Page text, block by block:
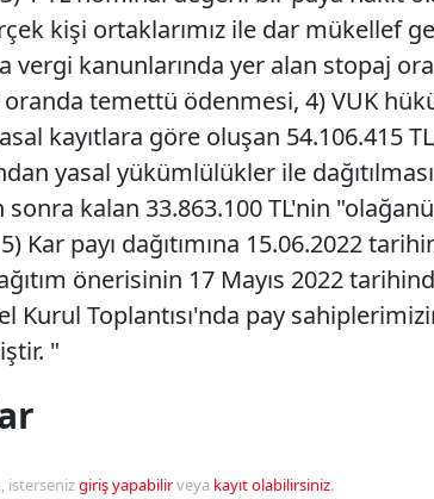
kişi ortaklarımız ile dar mükellef
vergi kanunlarında yer alan stopaj
temettü ödenmesi, 4)VUK
kayıtlara göre oluşan 54.106.415
yasal yükümlülükler ile
kalan 33.863.100 TL'nin
Kar payı dağıtımına 15.06.2022
önerisinin 17 Mayıs 2022
Kurul Toplantısı'nda pay
"
istersenizgiriş yapabilirveya kayıt olabilirsiniz.